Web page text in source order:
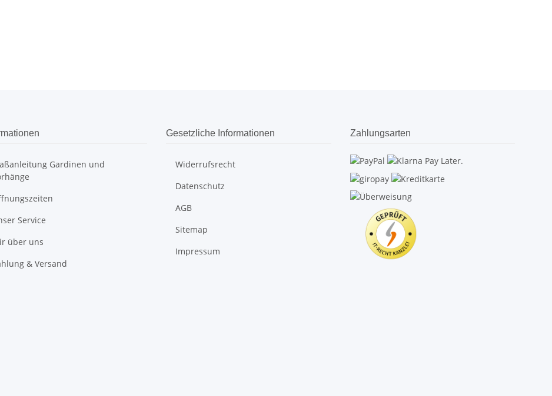
Gardinen und
Service
über uns
& Versand
Gesetzliche Informationen
Widerrufsrecht
Datenschutz
AGB
Sitemap
Impressum
Zahlungsarten